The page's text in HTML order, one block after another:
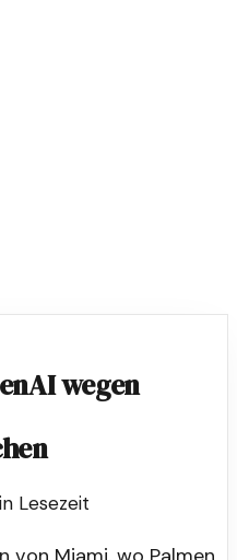
wegen
Lesezeit